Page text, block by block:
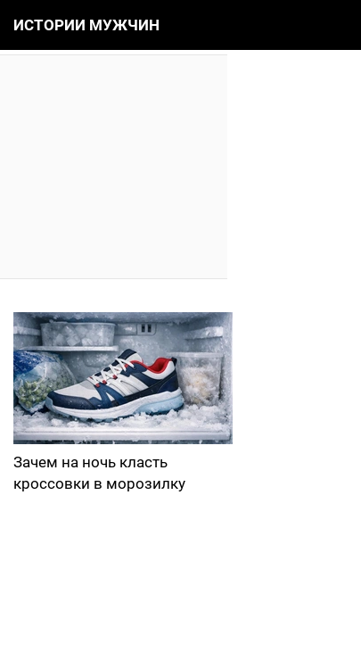
ИСТОРИИ МУЖЧИН
Зачем на ночь класть
кроссовки в морозилку